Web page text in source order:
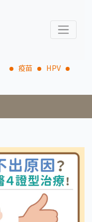
疫苗
HPV